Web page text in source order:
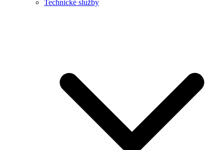
Technické služby